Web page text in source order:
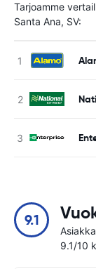
Tarjoamme
Santa Ana, SV:
9.1
9.1/10